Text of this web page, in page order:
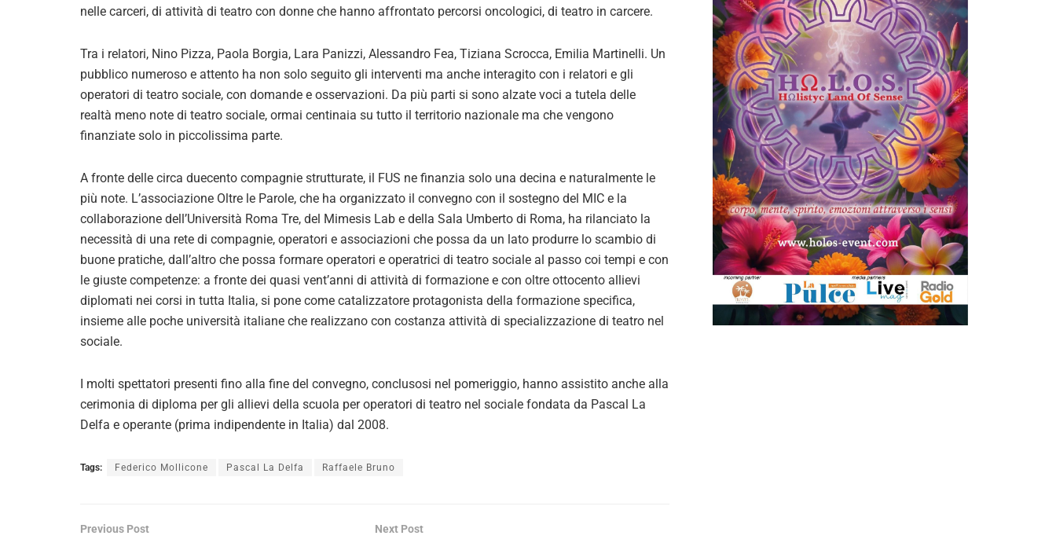
nelle carceri, di attività di teatro con donne che hanno affrontato percorsi oncologici, di teatro in carcere.
Tra i relatori, Nino Pizza, Paola Borgia, Lara Panizzi, Alessandro Fea, Tiziana Scrocca, Emilia Martinelli. Un
pubblico numeroso e attento ha non solo seguito gli interventi ma anche interagito con i relatori e gli
operatori di teatro sociale, con domande e osservazioni. Da più parti si sono alzate voci a tutela delle
realtà meno note di teatro sociale, ormai centinaia su tutto il territorio nazionale ma che vengono
finanziate solo in piccolissima parte.
A fronte delle circa duecento compagnie strutturate, il FUS ne finanzia solo una decina e naturalmente le
più note. L’associazione Oltre le Parole, che ha organizzato il convegno con il sostegno del MIC e la
collaborazione dell’Università Roma Tre, del Mimesis Lab e della Sala Umberto di Roma, ha rilanciato la
necessità di una rete di compagnie, operatori e associazioni che possa da un lato produrre lo scambio di
buone pratiche, dall’altro che possa formare operatori e operatrici di teatro sociale al passo coi tempi e con
le giuste competenze: a fronte dei quasi vent’anni di attività di formazione e con oltre ottocento allievi
diplomati nei corsi in tutta Italia, si pone come catalizzatore protagonista della formazione specifica,
insieme alle poche università italiane che realizzano con costanza attività di specializzazione di teatro nel
sociale.
I molti spettatori presenti fino alla fine del convegno, conclusosi nel pomeriggio, hanno assistito anche alla
cerimonia di diploma per gli allievi della scuola per operatori di teatro nel sociale fondata da Pascal La
Delfa e operante (prima indipendente in Italia) dal 2008.
Tags: Federico Mollicone Pascal La Delfa Raffaele Bruno
Previous Post Next Post